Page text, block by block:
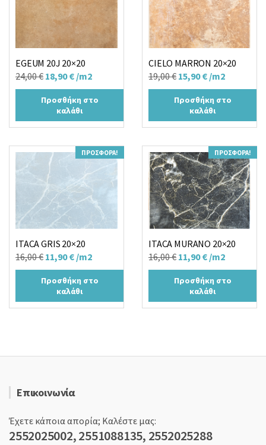
EGEUM 20J 20×20
24,00€ Original
price
was:
24,00 €.
18,90€Η
τρέχουσα
τιμή
είναι:
/m2
Προσθήκη στο
καλάθι
CIELO MARRON 20×20
19,00€ Original
price
was:
19,00 €.
15,90€Η
τρέχουσα
τιμή
είναι:
/m2
Προσθήκη στο
καλάθι
ΠΡΟΣΦΟΡΆ!
ITACA GRIS 20×20
16,00€ Original
price
was:
16,00 €.
11,90€Η
τρέχουσα
τιμή
είναι:
/m2
Προσθήκη στο
καλάθι
ΠΡΟΣΦΟΡΆ!
ITACA MURANO 20×20
16,00€ Original
price
was:
16,00 €.
11,90€Η
τρέχουσα
τιμή
είναι:
/m2
Προσθήκη στο
καλάθι
Επικοινωνία
Έχετε κάποια απορία; Καλέστε μας:
2552025002, 2551088135, 2552025288